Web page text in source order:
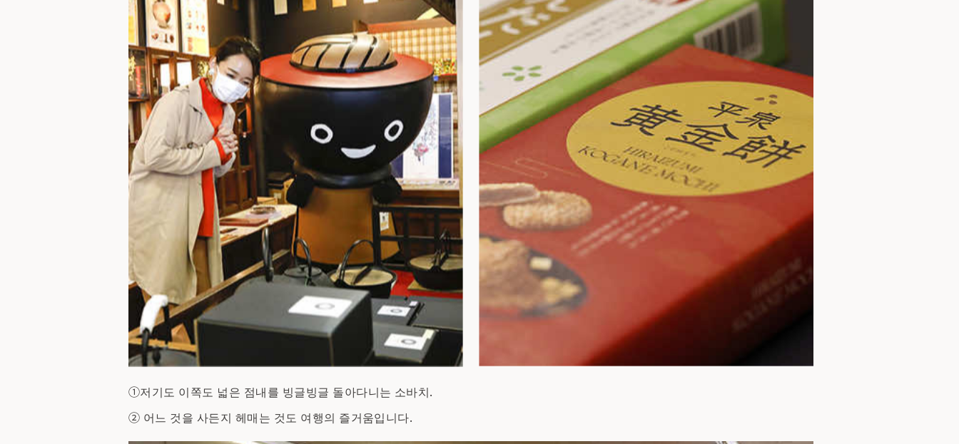
①저기도 이쪽도 넓은 점내를 빙글빙글 돌아다니는 소바치.
② 어느 것을 사든지 헤매는 것도 여행의 즐거움입니다.